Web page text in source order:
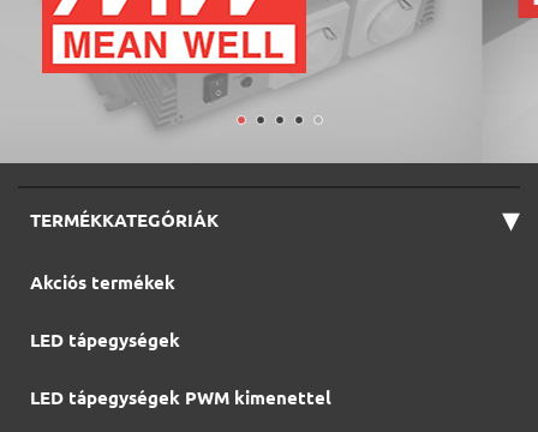
TERMÉKKATEGÓRIÁK ▾
Akciós termékek
LED tápegységek
LED tápegységek PWM kimenettel